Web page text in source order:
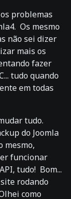
problemas
Os mesmo
não sei dizer
mais os
fazer
tudo quando
em todas
tudo.
do Joomla
mesmo,
funcionar
tudo! Bom...
rodando
como